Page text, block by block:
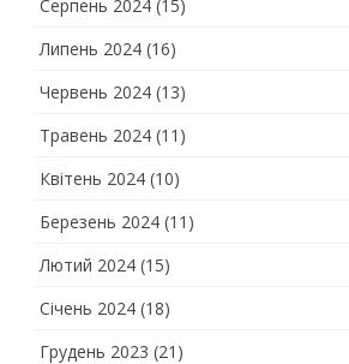
Серпень 2024 (15)
Липень 2024 (16)
Червень 2024 (13)
Травень 2024 (11)
Квітень 2024 (10)
Березень 2024 (11)
Лютий 2024 (15)
Січень 2024 (18)
Грудень 2023 (21)